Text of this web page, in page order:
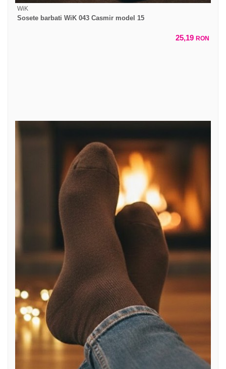
WiK
Sosete barbati WiK 043 Casmir model 15
25,19 RON